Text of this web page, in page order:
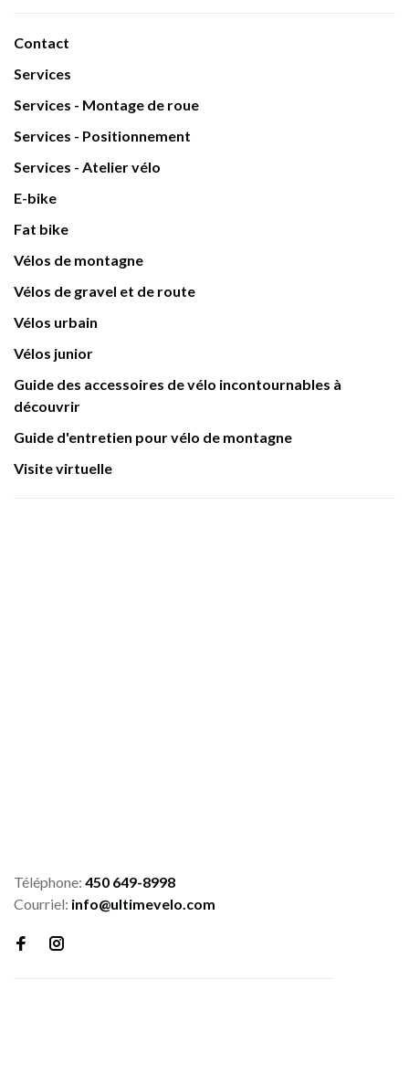
Contact
Services
Services - Montage de roue
Services - Positionnement
Services - Atelier vélo
E-bike
Fat bike
Vélos de montagne
Vélos de gravel et de route
Vélos urbain
Vélos junior
Guide des accessoires de vélo incontournables à
découvrir
Guide d'entretien pour vélo de montagne
Visite virtuelle
Téléphone: 450 649-8998
Courriel: info@ultimevelo.com